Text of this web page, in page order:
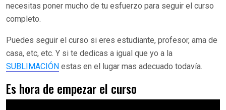
necesitas poner mucho de tu esfuerzo para seguir el curso
completo.
Puedes seguir el curso si eres estudiante, profesor, ama de
casa, etc, etc. Y si te dedicas a igual que yo a la
SUBLIMACIÓN estas en el lugar mas adecuado todavía.
Es hora de empezar el curso